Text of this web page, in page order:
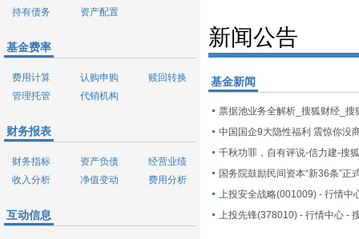
持有债务
资产配置
基金费率
费用计算 认购申购
赎回转换
管理托管
代销机构
财务报表
财务指标 资产负债
经营业绩
收入分析
净值变动 费用分析
互动信息
新闻公告
基金新闻
票据池业务全解析_搜狐财经_搜
中国国企9大隐性福利 震惊你没
千秋功罪，自有评说-信力建-搜
国务院鼓励民间资本“新36条”正
上投安全战略(001009) - 行情中
上投先锋(378010) - 行情中心 -